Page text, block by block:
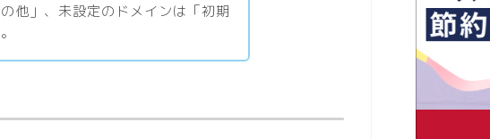
他」、未設定のドメインは「初期